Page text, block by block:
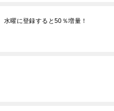
曜に登録すると50％増量！